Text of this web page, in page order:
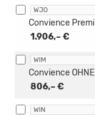
WJO
1.906,– €
Convience
WIM
806,– €
Convience
WIN